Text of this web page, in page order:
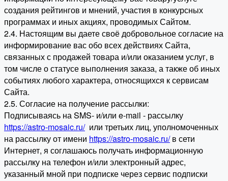
создания рейтингов и мнений, участия в конкурсных
программах и иных акциях, проводимых Сайтом.
2.4. Настоящим вы даете своё добровольное согласие на
информирование вас обо всех действиях Сайта,
связанных с продажей товара и/или оказанием услуг, в
том числе о статусе выполнения заказа, а также об иных
событиях любого характера, относящихся к сервисам
Сайта.
2.5. Согласие на получение рассылки:
Подписываясь на SMS- и/или e-mail - рассылку
https://astro-mosaic.ru/или третьих лиц, уполномоченных
на рассылку от имени https://astro-mosaic.ru/в сети
Интернет, я соглашаюсь получать информационную
рассылку на телефон и/или электронный адрес,
указанный мной при подписке через сервис подписки